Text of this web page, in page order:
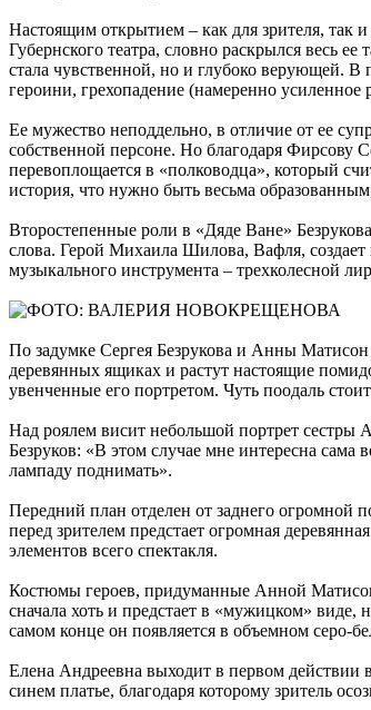
Настоящим открытием – как для зрителя, так
Губернского театра, словно раскрылся весь
стала чувственной, но и глубоко верующей. В
героини, грехопадение (намеренно
Ее мужество неподдельно, в отличие от ее
собственной персоне. Но благодаря Фирсову
перевоплощается в «полководца», который
история, что нужно быть весьма
Второстепенные роли в «Дяде Ване»
слова. Герой Михаила Шилова, Вафля,
музыкального инструмента – трехколесной
По задумке Сергея Безрукова и Анны Матисон
деревянных ящиках и растут настоящие
увенченные его портретом. Чуть поодаль
Над роялем висит небольшой портрет сестры
Безруков: «В этом случае мне интересна
лампаду поднимать».
Передний план отделен от заднего огромной
перед зрителем предстает огромная
элементов всего спектакля.
Костюмы героев, придуманные Анной
сначала хоть и предстает в «мужицком»
самом конце он появляется в объемном серо-
Елена Андреевна выходит в первом
синем платье, благодаря которому зритель